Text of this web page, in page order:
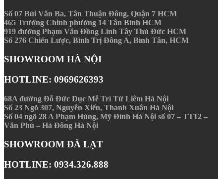
Số 07 Bùi Văn Ba, Tân Thuận Ðông, Quận 7 HCM
465 Trường Chinh phường 14 Tân Bình HCM
919 đường Phạm Văn Đồng Linh Tây Thủ Đức HCM
Số 276 Chiến Lược, Bình Trị Đông A, Bình Tân, HCM
SHOWROOM HÀ NỘI
HOTLINE: 0969626393
68A đường Đỗ Đức Dục Mễ Trì Từ Liêm Hà Nội
Số 23 Ngõ 307, Nguyễn Xiển, Thanh Xuân Hà Nội
Số 04 ngõ 28 A Phạm Hùng, Mỹ Đình Hà Nội số 07 – TT12 –
Văn Phú – Hà Đông Hà Nội
SHOWROOM ĐÀ LẠT
HOTLINE: 0934.326.888